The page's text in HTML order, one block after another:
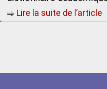
Lire la suite de l’article